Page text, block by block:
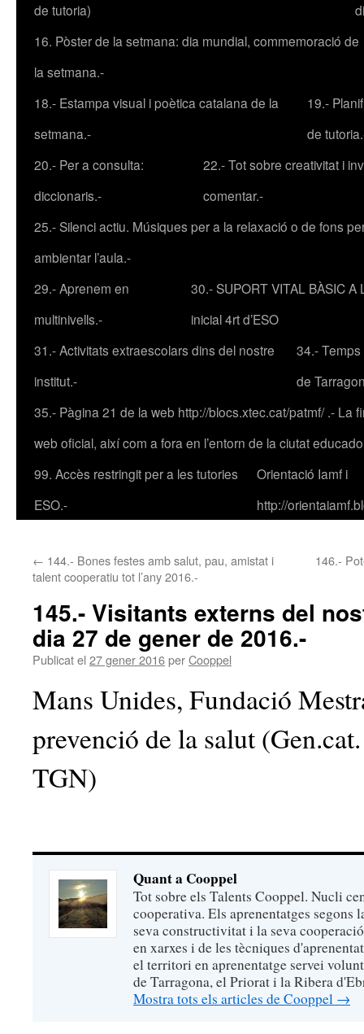
de tutoria)
16. Pòster de la setmana: dia mundial, commemoració de
la setmana.-
18.- Estampa visual i poètica catalana de la
setmana.-
19.-
de
20.- Per a consulta:
diccionaris.-
22.- Tot sobre creativitat i
comentar.-
25.- Silenci actiu. Músiques per a la relaxació o de fons
ambientar l’aula.-
29.- Aprenem en
multinivells.-
30.- SUPORT VITAL BÀSIC A
inicial 4rt d’ESO
31.- Activitats extraescolars dins del nostre
institut.-
34.- Temps
de
35.- Pàgina 21 de la web http://blocs.xtec.cat/patmf/ .- La
web oficial, així com a fora en l’entorn de la ciutat
99. Accès restringit per a les tutories
ESO.-
Orientació Iamf i
http://
← 144.- Bones festes amb salut, pau, amistat i
talent cooperatiu tot l’any 2016.-
146.-
145.- Visitants externs del
dia 27 de gener de 2016.-
Publicat el 27 gener 2016perCooppel
Mans Unides, Fundació
prevenció de la salut
TGN)
Quant a Cooppel
Tot sobre els Talents Cooppel. Nucli
cooperativa. Els aprenentatges segons
seva constructivitat i la seva
en xarxes i de les tècniques
el territori en aprenentatge servei
de Tarragona, el Priorat i la Ribera
Mostra tots els articles de Cooppel →